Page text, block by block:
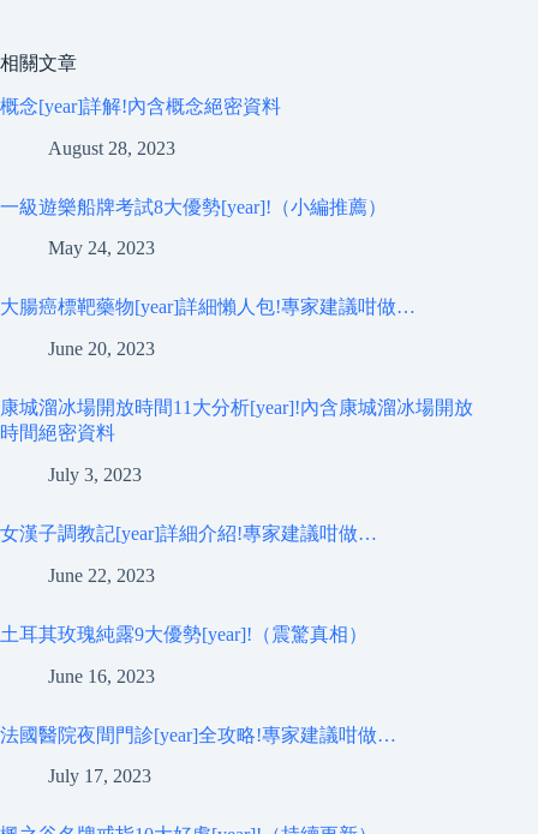
相關文章
概念[year]詳解!內含概念絕密資料
August 28, 2023
一級遊樂船牌考試8大優勢[year]!（小編推薦）
May 24, 2023
大腸癌標靶藥物[year]詳細懶人包!專家建議咁做…
June 20, 2023
康城溜冰場開放時間11大分析[year]!內含康城溜冰場開放
時間絕密資料
July 3, 2023
女漢子調教記[year]詳細介紹!專家建議咁做…
June 22, 2023
土耳其玫瑰純露9大優勢[year]!（震驚真相）
June 16, 2023
法國醫院夜間門診[year]全攻略!專家建議咁做…
July 17, 2023